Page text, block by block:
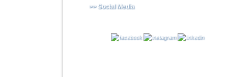
>> Social Media